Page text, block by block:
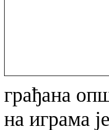
грађана
на играма